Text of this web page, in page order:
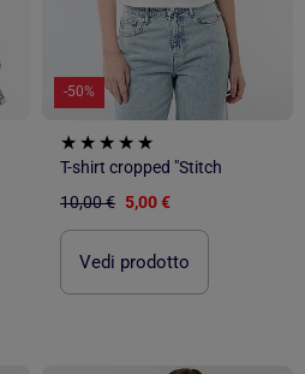
-50%
T-shirt cropped "Stitch
10,00 € 5,00 €
Vedi prodotto